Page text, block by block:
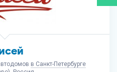
в Санкт-Петербурге